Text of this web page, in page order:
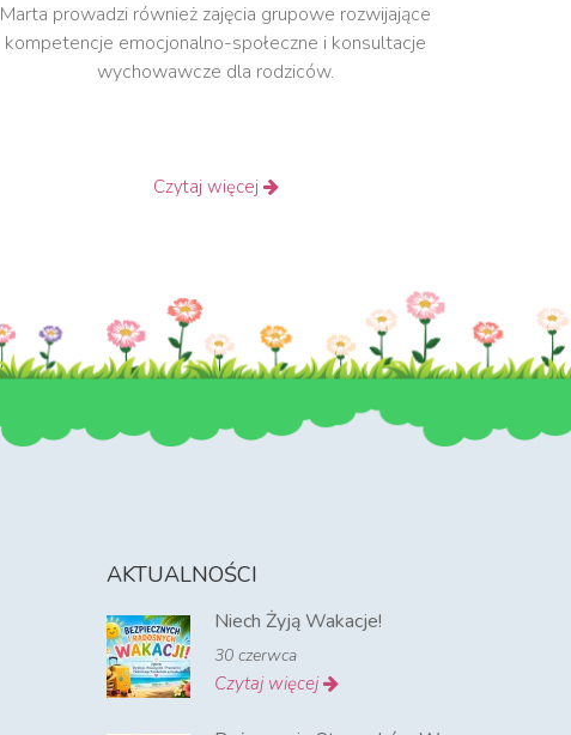
Marta prowadzi również zajęcia grupowe rozwijające
kompetencje emocjonalno-społeczne i konsultacje
wychowawcze dla rodziców.
Czytaj więcej
AKTUALNOŚCI
Niech Żyją Wakacje!
30 czerwca
Czytaj więcej